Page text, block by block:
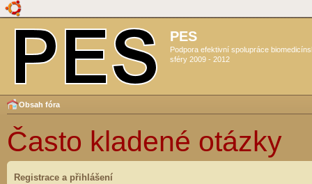
PES
Podpora efektivní spolupráce
sféry 2009 - 2012
Obsah fóra
Často kladené otázky
Registrace a přihlášení